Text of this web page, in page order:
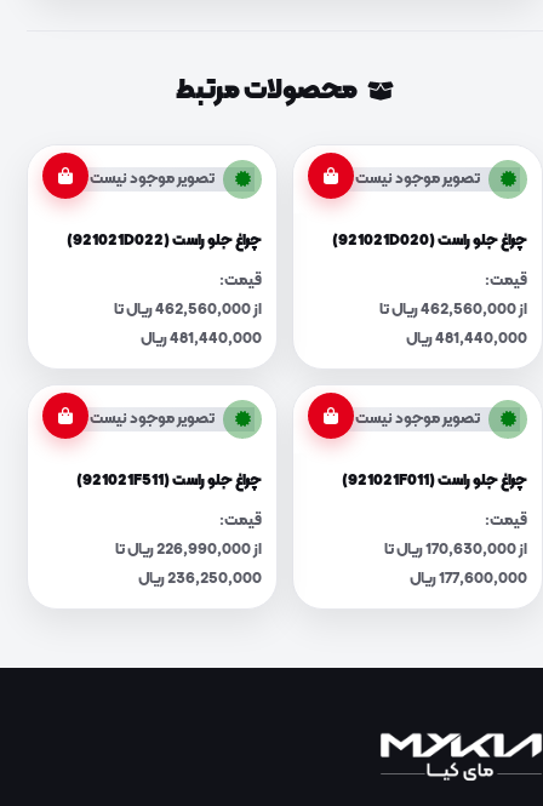
محصولات مرتبط
تصویر موجود نیست
چراغ جلو راست (921021D020)
قیمت:
از 462,560,000 ریال تا
481,440,000 ریال
تصویر موجود نیست
چراغ جلو راست (921021D022)
قیمت:
از 462,560,000 ریال تا
481,440,000 ریال
تصویر موجود نیست
چراغ جلو راست (921021F011)
قیمت:
از 170,630,000 ریال تا
177,600,000 ریال
تصویر موجود نیست
چراغ جلو راست (921021F511)
قیمت:
از 226,990,000 ریال تا
236,250,000 ریال